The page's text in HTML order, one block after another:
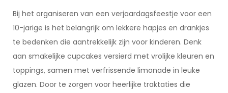
Bij het organiseren van een verjaardagsfeestje voor een
10-jarige is het belangrijk om lekkere hapjes en drankjes
te bedenken die aantrekkelijk zijn voor kinderen. Denk
aan smakelijke cupcakes versierd met vrolijke kleuren en
toppings, samen met verfrissende limonade in leuke
glazen. Door te zorgen voor heerlijke traktaties die